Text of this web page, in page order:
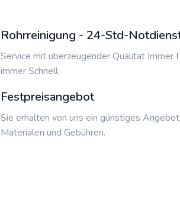
Rohrreinigung - 24-Std-
Service mit überzeugender Qualität Immer
immer Schnell.
Festpreisangebot
Sie erhalten von uns ein günstiges
Materialen und Gebühren.